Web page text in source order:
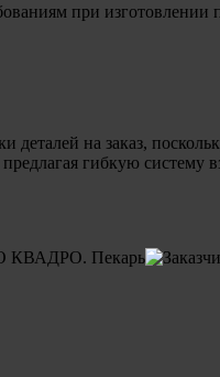
при изготовлении
на заказ,
гибкую систему